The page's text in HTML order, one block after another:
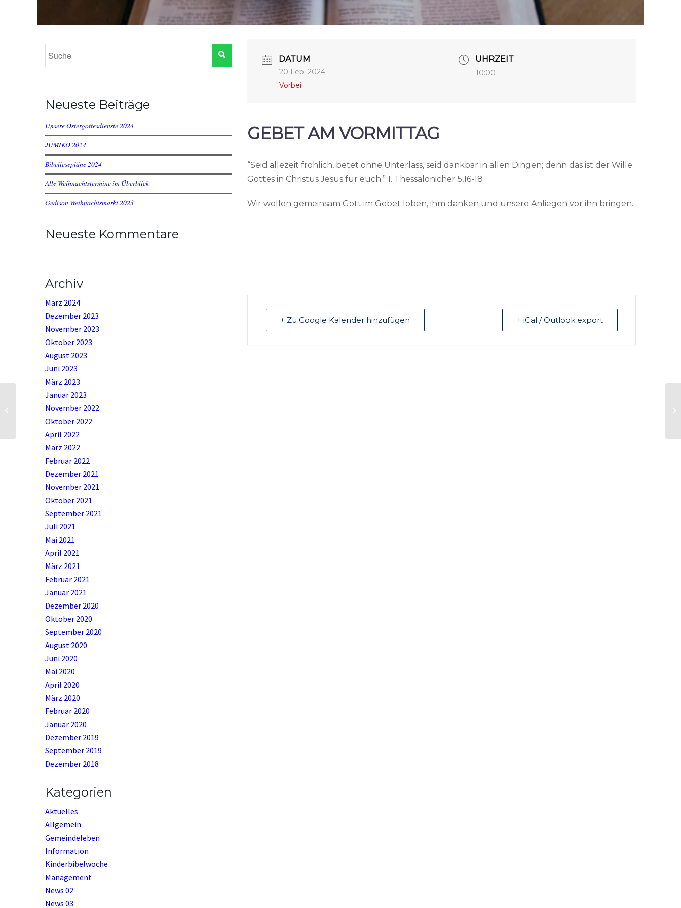
Neueste Beiträge
Unsere Ostergottesdienste 2024
JUMIKO 2024
Bibellesepläne 2024
Alle Weihnachtstermine im Überblick
Gedison Weihnachtsmarkt 2023
Neueste Kommentare
Archiv
März 2024
Dezember 2023
November 2023
Oktober 2023
August 2023
Juni 2023
März 2023
Januar 2023
November 2022
Oktober 2022
April 2022
März 2022
Februar 2022
Dezember 2021
November 2021
Oktober 2021
September 2021
Juli 2021
Mai 2021
April 2021
März 2021
Februar 2021
Januar 2021
Dezember 2020
Oktober 2020
September 2020
August 2020
Juni 2020
Mai 2020
April 2020
März 2020
Februar 2020
Januar 2020
Dezember 2019
September 2019
Dezember 2018
Kategorien
Aktuelles
Allgemein
Gemeindeleben
Information
Kinderbibelwoche
Management
News 02
News 03
DATUM
20 Feb. 2024
Vorbei!
UHRZEIT
10:00
GEBET AM VORMITTAG
“Seid allezeit fröhlich, betet ohne Unterlass, seid dankbar in allen Dingen; denn das ist der Wille
Gottes in Christus Jesus für euch.” 1. Thessalonicher 5,16-18
Wir wollen gemeinsam Gott im Gebet loben, ihm danken und unsere Anliegen vor ihn bringen.
+ Zu Google Kalender hinzufügen + iCal / Outlook export
Gebet am Vormittag